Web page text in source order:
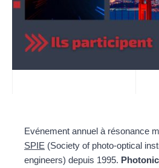
Evénement annuel à résonance
SPIE (Society of photo-optical
engineers) depuis 1995.